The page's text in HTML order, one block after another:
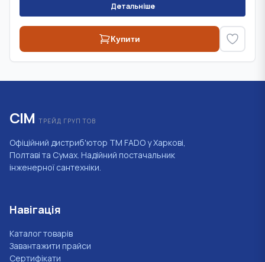
Детальніше
Купити
СІМ ТРЕЙД ГРУП ТОВ
Офіційний дистриб'ютор ТМ FADO у Харкові,
Полтаві та Сумах. Надійний постачальник
інженерної сантехніки.
Навігація
Каталог товарів
Завантажити прайси
Сертифікати